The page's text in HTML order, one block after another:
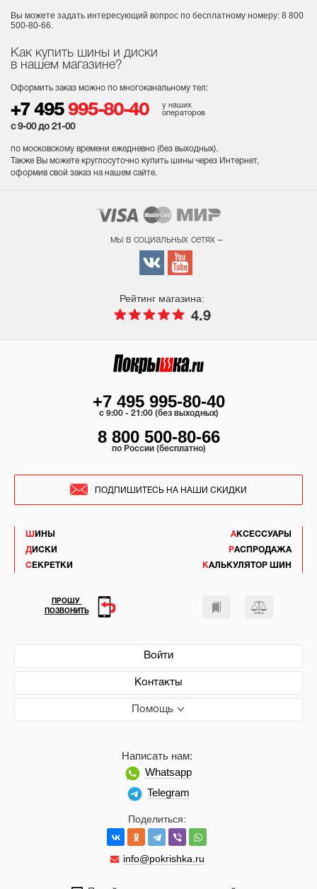
Как купить шины и диски
в нашем магазине?
Оформить заказ можно по многоканальному тел:
+7 495 995-80-40
у наших
операторов
с 9-00 до 21-00
по московскому времени ежедневно (без выходных).
Также Вы можете круглосуточно купить шины через Интернет,
оформив свой заказ на нашем сайте.
Вы можете задать интересующий вопрос по бесплатному номеру: 8 800
500-80-66.
мы в социальных сетях –
Рейтинг магазина:
4.9
ШИНЫ
ДИСКИ
СЕКРЕТКИ
АКСЕССУАРЫ
РАСПРОДАЖА
КАЛЬКУЛЯТОР ШИН
Войти
Контакты
Помощь
Поделиться:
info@pokrishka.ru
Написать нам:
Whatsapp
Telegram
+7 495 995-80-40
c 9:00 - 21:00 (без выходных)
8 800 500-80-66
по России (бесплатно)
ПОДПИШИТЕСЬ НА НАШИ СКИДКИ
ПРОШУ
ПОЗВОНИТЬ